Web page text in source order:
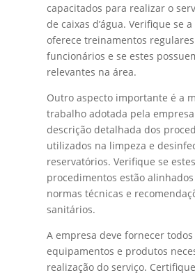
capacitados para realizar o
de caixas d’água. Verifique se
oferece treinamentos
funcionários e se estes
relevantes na área.
Outro aspecto importante é a
trabalho adotada pela
descrição detalhada dos
utilizados na limpeza e
reservatórios. Verifique se estes
procedimentos estão alinhados
normas técnicas e
sanitários.
A empresa deve fornecer todos
equipamentos e produtos
realização do serviço.